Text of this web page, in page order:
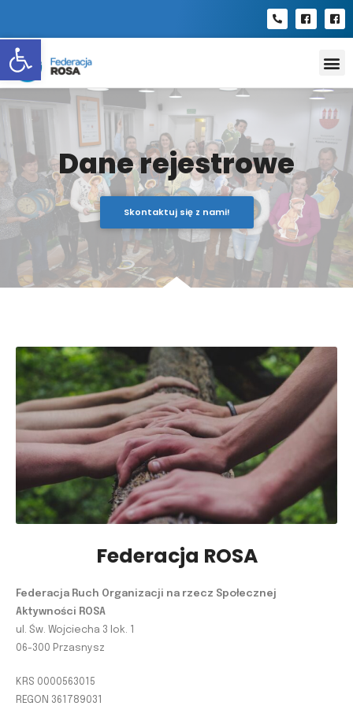
Open toolbar
Dane rejestrowe
Skontaktuj się z nami!
Federacja ROSA
Federacja Ruch Organizacji na rzecz Społecznej
Aktywności ROSA
ul. Św. Wojciecha 3 lok. 1
06-300 Przasnysz
KRS 0000563015
REGON 361789031